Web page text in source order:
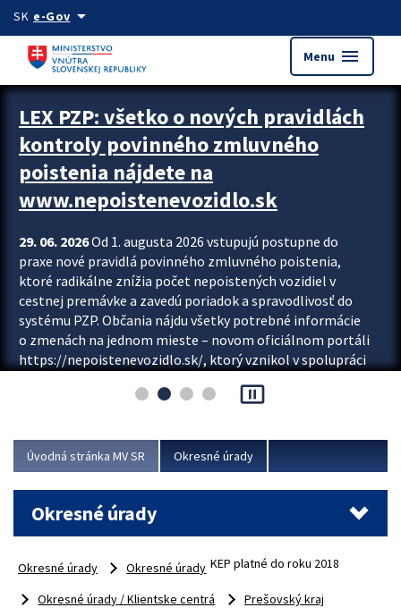
Preskocit na hlavný obsah
SK e-Govarrow_drop_down
Menu menu
Zastavit automatický posun upútavok
LEX PZP: všetko o nových pravidlách
kontroly povinného zmluvného
poistenia nájdete na
www.nepoistenevozidlo.sk
29. 06. 2026Od 1. augusta 2026 vstupujú postupne do
praxe nové pravidlá povinného zmluvného poistenia,
ktoré radikálne znížia počet nepoistených vozidiel v
cestnej premávke a zavedú poriadok a spravodlivosť do
systému PZP. Občania nájdu všetky potrebné informácie
o zmenách na jednom mieste – novom oficiálnom portáli
https://nepoistenevozidlo.sk/, ktorý vznikol v spolupráci
asociácie poisťovní (SLASPO) a Ministerstva vnútra SR.
Viac
pause_presentation
Úvodná stránka MV SR Okresné úrady
Okresné úrady
Okresné úrady
Okresné úrady
Okresné úrady / Klientske centrá
Prešovský kraj
KEP platné do roku 2018